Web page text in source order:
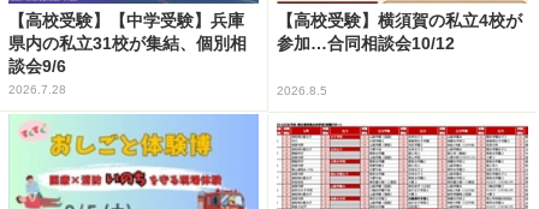
【高校受験】【中学受験】兵庫
県内の私立31校が集結、個別相
談会9/6
2026.7.28
【高校受験】横須賀の私立4校が
参加…合同相談会10/12
2026.8.5